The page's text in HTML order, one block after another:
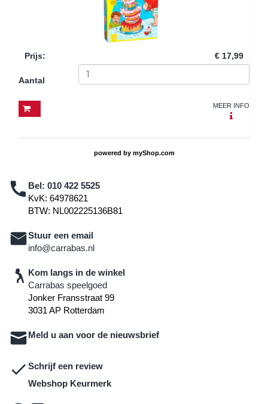
Prijs: € 17,99
Aantal
MEER INFO
powered by myShop.com
Bel: 010 422 5525
KvK: 64978621
BTW: NL002225136B81
Stuur een email
info@carrabas.nl
Kom langs in de winkel
Carrabas speelgoed
Jonker Fransstraat 99
3031 AP Rotterdam
Meld u aan voor de nieuwsbrief
Schrijf een review
Webshop Keurmerk